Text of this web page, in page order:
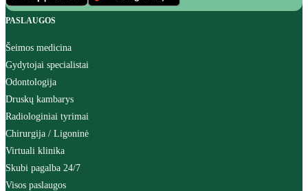
PASLAUGOS
Šeimos medicina
Gydytojai specialistai
Odontologija
Druskų kambarys
Radiologiniai tyrimai
Chirurgija / Ligoninė
Virtuali klinika
Skubi pagalba 24/7
Visos paslaugos